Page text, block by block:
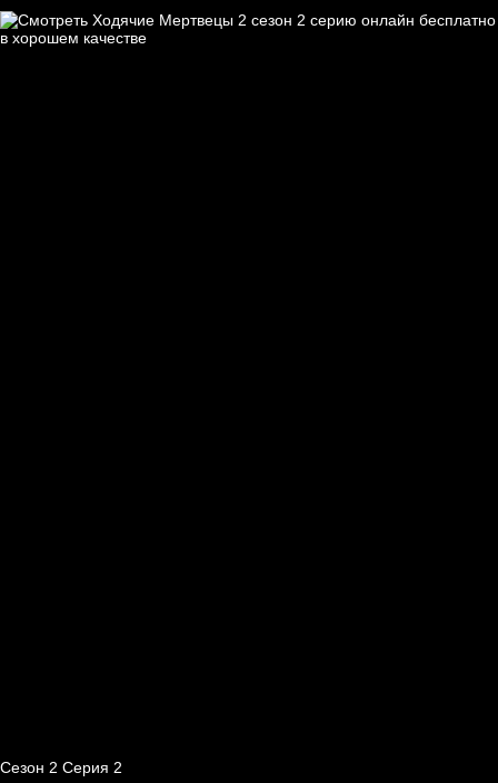
Сезон 2 Серия 2